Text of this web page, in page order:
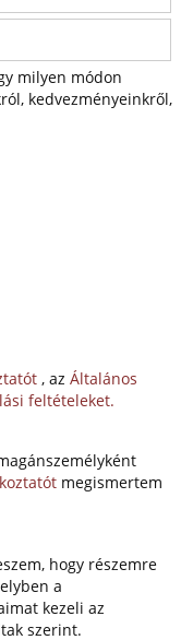
milyen módon
kedvezményeinkről,
, az Általános
feltételeket.
megismertem
hogy részemre
a
kezeli az
szerint.